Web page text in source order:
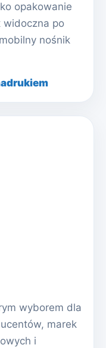
opakowanie
widoczna po
nośnik
wyborem dla
marek
i